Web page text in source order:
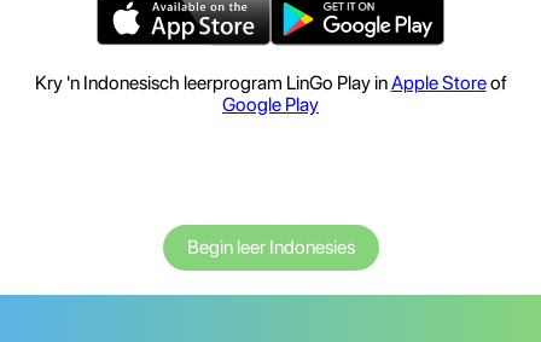
Kry 'n Indonesisch leerprogram LinGo Play inApple Storeof
Google Play
Begin leer Indonesies